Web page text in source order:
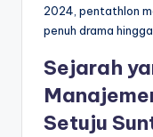
2024, pentathlon
penuh drama
Sejarah
Setuju